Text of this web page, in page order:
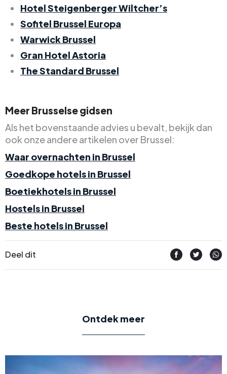
Hotel Steigenberger Wiltcher’s
Sofitel Brussel Europa
Warwick Brussel
Gran Hotel Astoria
The Standard Brussel
Meer Brusselse gidsen
Als het bovenstaande advies u bevalt, bekijk dan
ook onze andere artikelen over Brussel:
Waar overnachten in Brussel
Goedkope hotels in Brussel
Boetiekhotels in Brussel
Hostels in Brussel
Beste hotels in Brussel
Deel dit
Ontdek meer